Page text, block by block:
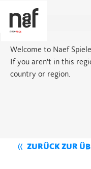
Welcome to Naef Spiele
If you aren’t in this
country or region.
ZURÜCK ZUR